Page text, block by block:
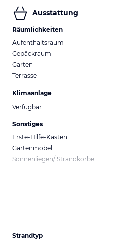
Ausstattung
Räumlichkeiten
Aufenthaltsraum
Gepäckraum
Garten
Terrasse
Klimaanlage
Verfügbar
Sonstiges
Erste-Hilfe-Kasten
Gartenmöbel
Sonnenliegen/ Strandkörbe
Strandtyp